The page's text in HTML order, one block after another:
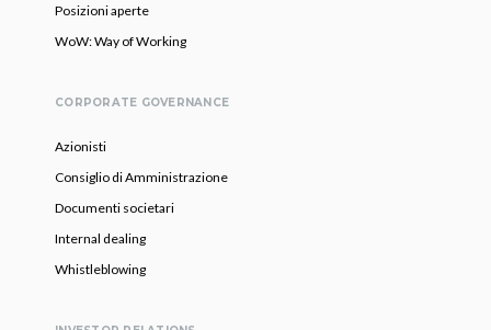
Posizioni aperte
WoW: Way of Working
CORPORATE GOVERNANCE
Azionisti
Consiglio di Amministrazione
Documenti societari
Internal dealing
Whistleblowing